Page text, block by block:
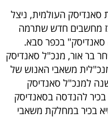
סאנדיסק העולמית, ניצל
מחשבים חדש שתרמה
בכפר סבא.
בר אור, מנכ"ל סאנדיסק
משאבי האנוש של
למנכ"ל סאנדיסק
בכיר להנדסה בסאנדיסק
בכיר במחלקת משאבי